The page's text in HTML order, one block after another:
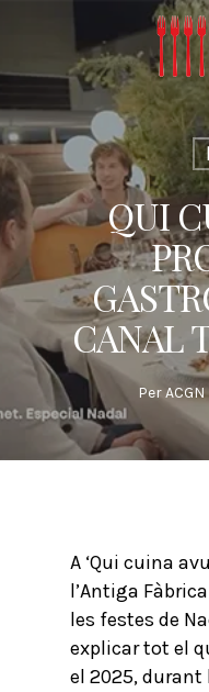
QUI
CANAL
PerACGN
A ‘Qui cuina
l’Antiga
les festes de
explicar tot el
el 2025, durant